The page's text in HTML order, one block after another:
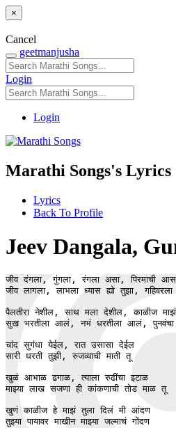
×
Cancel
geetmanjusha
Login
Login
Marathi Songs's Lyrics
Lyrics
Back To Profile
Jeev Dangala,
जीव दंगला, गुंगला, रंगला असा, पिरमाची
जीव लागला, लाभला ध्यास ह्यो तुझा,
पैलतीरा नेशील, साथ मला देशील, काळीज
सुख भरतीला आलं, नभं धरतीला आलं,
चांद सुगंधा येईल, रात उसासा देईल
सारी धरती तुझी, रुजव्याची माती तू
खुळं आभाळ ढगाळ, त्याला रुढींचा इटाळ
माझ्या लाख सजणा ही कांकणाची तोड माळ तू
खुणं काळीज हे माझं तुला दिलं मी आंदण
तुझ्या पायावर माखीन माझ्या जल्माचं गोंदण